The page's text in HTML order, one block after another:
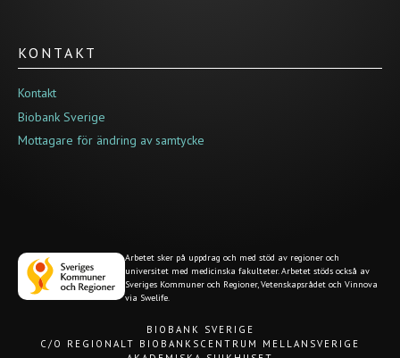
KONTAKT
Kontakt
Biobank Sverige
Mottagare för ändring av samtycke
Arbetet sker på uppdrag och med stöd av regioner och
universitet med medicinska fakulteter. Arbetet stöds också av
Sveriges Kommuner och Regioner, Vetenskapsrådet och Vinnova
via Swelife.
BIOBANK SVERIGE
C/O REGIONALT BIOBANKSCENTRUM MELLANSVERIGE